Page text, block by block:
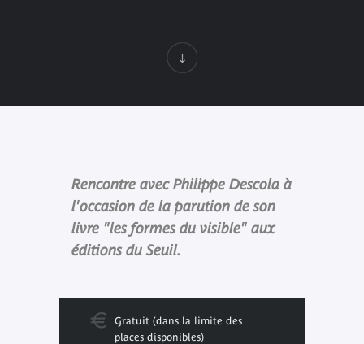
Rencontre avec Philippe Descola à
l'occasion de la parution de son
livre "les formes du visible" aux
éditions du Seuil.
Gratuit (dans la limite des
places disponibles)